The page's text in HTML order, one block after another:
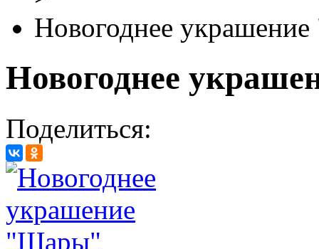
Новогоднее
Новогоднее
Поделиться: